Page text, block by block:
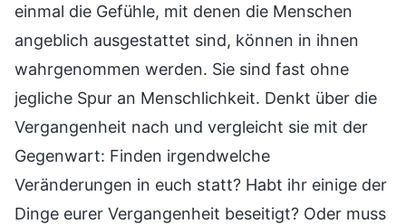
einmal die Gefühle, mit denen die Menschen
angeblich ausgestattet sind, können in ihnen
wahrgenommen werden. Sie sind fast ohne
jegliche Spur an Menschlichkeit. Denkt über die
Vergangenheit nach und vergleicht sie mit der
Gegenwart: Finden irgendwelche
Veränderungen in euch statt? Habt ihr einige der
Dinge eurer Vergangenheit beseitigt? Oder muss